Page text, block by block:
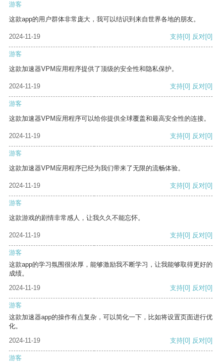
游客
这款app的用户群体非常庞大，我可以结识到来自世界各地的朋友。
2024-11-19 支持[0] 反对[0]
游客
这款加速器VPM应用程序提供了顶级的安全性和隐私保护。
2024-11-19 支持[0] 反对[0]
游客
这款加速器VPM应用程序可以给你提供全球覆盖和最高安全性的连接。
2024-11-19 支持[0] 反对[0]
游客
这款加速器VPM应用程序已经为我们带来了无限的流畅体验。
2024-11-19 支持[0] 反对[0]
游客
这款游戏的剧情非常感人，让我久久不能忘怀。
2024-11-19 支持[0] 反对[0]
游客
这款app的学习氛围很浓厚，能够激励我不断学习，让我能够取得更好的
成绩。
2024-11-19
支持[0] 反对[0]
游客
这款加速器app的操作有点复杂，可以简化一下，比如将设置页面进行优
化。
2024-11-19
支持[0] 反对[0]
游客